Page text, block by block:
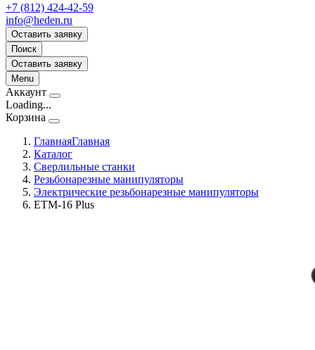
+7 (812) 424-42-59
info@heden.ru
Оставить заявку
Поиск
Оставить заявку
Menu
Аккаунт
Loading...
Корзина
ГлавнаяГлавная
Каталог
Сверлильные станки
Резьбонарезные манипуляторы
Электрические резьбонарезные манипуляторы
ETM-16 Plus